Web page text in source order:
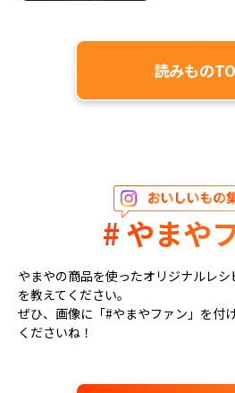
読みもの
# やまや
やまやの商品を使ったオリジナルレシ
を教えてください。
ぜひ、画像に「#やまやファン」を付
くださいね！